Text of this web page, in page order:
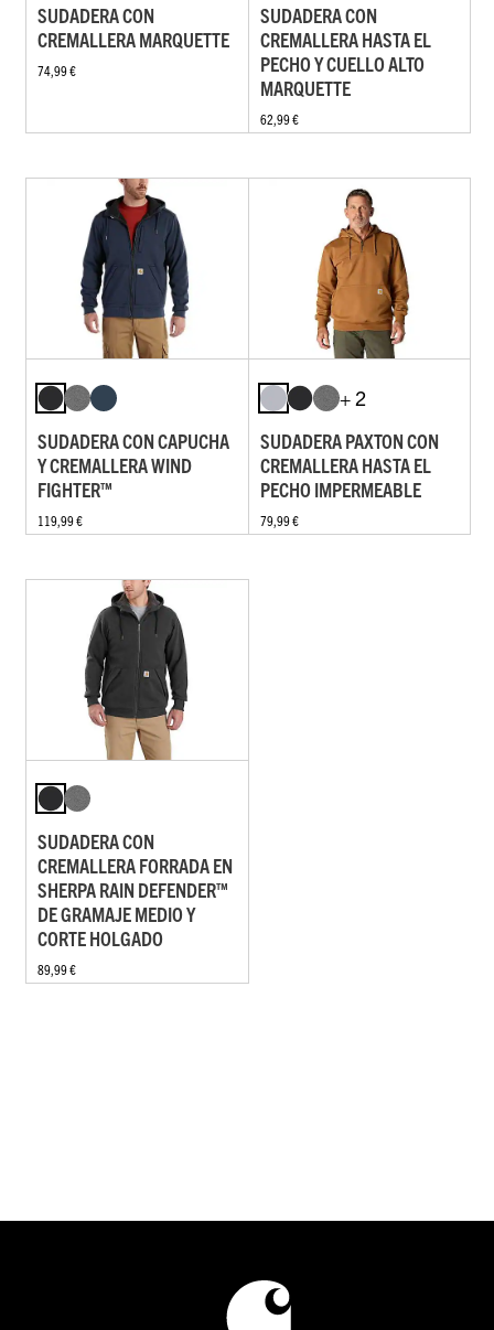
SUDADERA CON
CREMALLERA MARQUETTE
74,99 €
SUDADERA CON
CREMALLERA HASTA EL
PECHO Y CUELLO ALTO
MARQUETTE
62,99 €
SUDADERA CON CAPUCHA
Y CREMALLERA WIND
FIGHTER™
119,99 €
+ 2
SUDADERA PAXTON CON
CREMALLERA HASTA EL
PECHO IMPERMEABLE
79,99 €
SUDADERA CON
CREMALLERA FORRADA EN
SHERPA RAIN DEFENDER™
DE GRAMAJE MEDIO Y
CORTE HOLGADO
89,99 €